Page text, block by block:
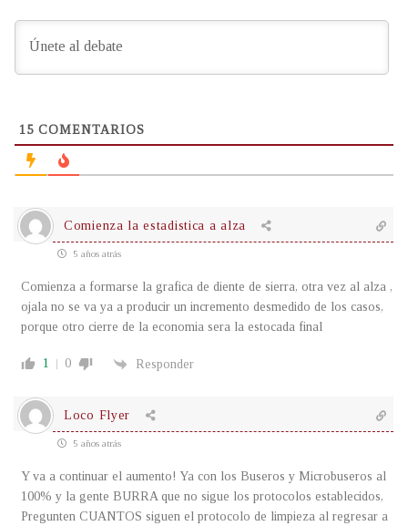
15 COMENTARIOS
Comienza la estadistica a alza
5 años atrás
Comienza a formarse la grafica de diente de sierra, otra vez al alza ,
ojala no se va ya a producir un incremento desmedido de los casos,
porque otro cierre de la economia sera la estocada final
1 0 Responder
Loco Flyer
5 años atrás
Y va a continuar el aumento! Ya con los Buseros y Microbuseros al
100% y la gente BURRA que no sigue los protocolos establecidos,
Pregunten CUANTOS siguen el protocolo de limpieza al regresar a